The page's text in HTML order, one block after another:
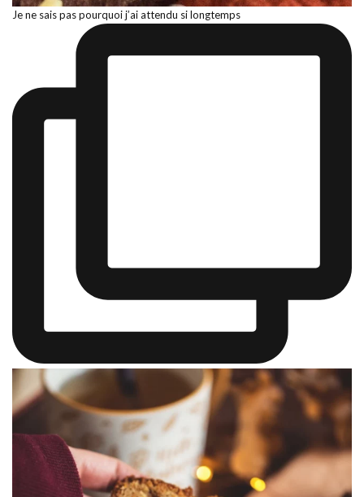
Je ne sais pas pourquoi j’ai attendu si longtemps